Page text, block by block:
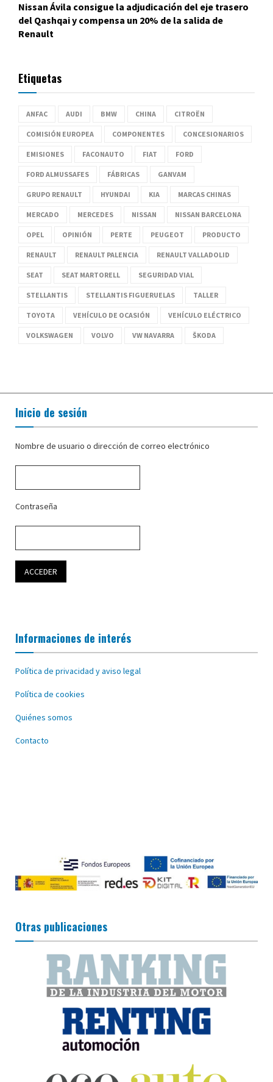
Nissan Ávila consigue la adjudicación del eje trasero
del Qashqai y compensa un 20% de la salida de
Renault
Etiquetas
ANFAC AUDI BMW CHINA CITROËN
COMISIÓN EUROPEA COMPONENTES CONCESIONARIOS
EMISIONES FACONAUTO FIAT FORD
FORD ALMUSSAFES FÁBRICAS GANVAM
GRUPO RENAULT HYUNDAI KIA MARCAS CHINAS
MERCADO MERCEDES NISSAN NISSAN BARCELONA
OPEL OPINIÓN PERTE PEUGEOT PRODUCTO
RENAULT RENAULT PALENCIA RENAULT VALLADOLID
SEAT SEAT MARTORELL SEGURIDAD VIAL
STELLANTIS STELLANTIS FIGUERUELAS TALLER
TOYOTA VEHÍCULO DE OCASIÓN VEHÍCULO ELÉCTRICO
VOLKSWAGEN VOLVO VW NAVARRA ŠKODA
Inicio de sesión
Nombre de usuario o dirección de correo electrónico
Contraseña
Informaciones de interés
Política de privacidad y aviso legal
Política de cookies
Quiénes somos
Contacto
Otras publicaciones